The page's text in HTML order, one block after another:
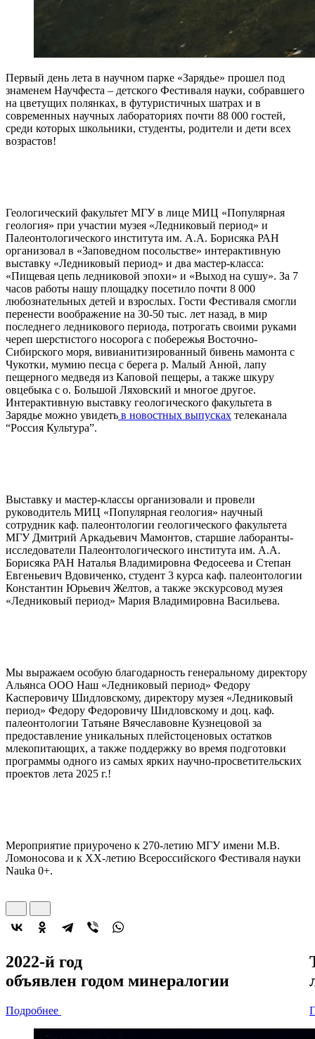
Первый день лета в научном парке «Зарядье» прошел под
знаменем Научфеста – детского Фестиваля науки, собравшего
на цветущих полянках, в футуристичных шатрах и в
современных научных лабораториях почти 88 000 гостей,
среди которых школьники, студенты, родители и дети всех
возрастов!
Геологический факультет МГУ в лице МИЦ «Популярная
геология» при участии музея «Ледниковый период» и
Палеонтологического института им. А.А. Борисяка РАН
организовал в «Заповедном посольстве» интерактивную
выставку «Ледниковый период» и два мастер-класса:
«Пищевая цепь ледниковой эпохи» и «Выход на сушу». За 7
часов работы нашу площадку посетило почти 8 000
любознательных детей и взрослых. Гости Фестиваля смогли
перенести воображение на 30-50 тыс. лет назад, в мир
последнего ледникового периода, потрогать своими руками
череп шерстистого носорога с побережья Восточно-
Сибирского моря, вивианитизированный бивень мамонта с
Чукотки, мумию песца с берега р. Малый Анюй, лапу
пещерного медведя из Каповой пещеры, а также шкуру
овцебыка с о. Большой Ляховский и многое другое.
Интерактивную выставку геологического факультета в
Зарядье можно увидеть в новостных выпусках телеканала
“Россия Культура”.
Выставку и мастер-классы организовали и провели
руководитель МИЦ «Популярная геология» научный
сотрудник каф. палеонтологии геологического факультета
МГУ Дмитрий Аркадьевич Мамонтов, старшие лаборанты-
исследователи Палеонтологического института им. А.А.
Борисяка РАН Наталья Владимировна Федосеева и Степан
Евгеньевич Вдовиченко, студент 3 курса каф. палеонтологии
Константин Юрьевич Желтов, а также экскурсовод музея
«Ледниковый период» Мария Владимировна Васильева.
Мы выражаем особую благодарность генеральному директору
Альянса ООО Наш «Ледниковый период» Федору
Касперовичу Шидловскому, директору музея «Ледниковый
период» Федору Федоровичу Шидловскому и доц. каф.
палеонтологии Татьяне Вячеславовне Кузнецовой за
предоставление уникальных плейстоценовых остатков
млекопитающих, а также поддержку во время подготовки
программы одного из самых ярких научно-просветительских
проектов лета 2025 г.!
Мероприятие приурочено к 270-летию МГУ имени М.В.
Ломоносова и к XX-летию Всероссийского Фестиваля науки
Nauka 0+.
2022-й год
объявлен годом минералогии
Подробнее